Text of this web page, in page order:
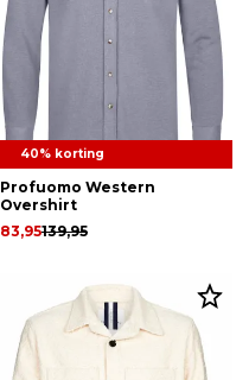
40% korting
Profuomo Western
Overshirt
139,95
83,95